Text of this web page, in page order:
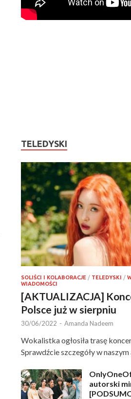
TELEDYSKI
SOLIŚCI I KOLABORACJE / TELEDYSKI /
WIADOMOŚCI
[AKTUALIZACJA]
Polsce już w sierpniu
30/06/2022 - Amanda Nadeem
Wokalistka ogłosiła trasę
Sprawdźcie szczegóły w
autorski